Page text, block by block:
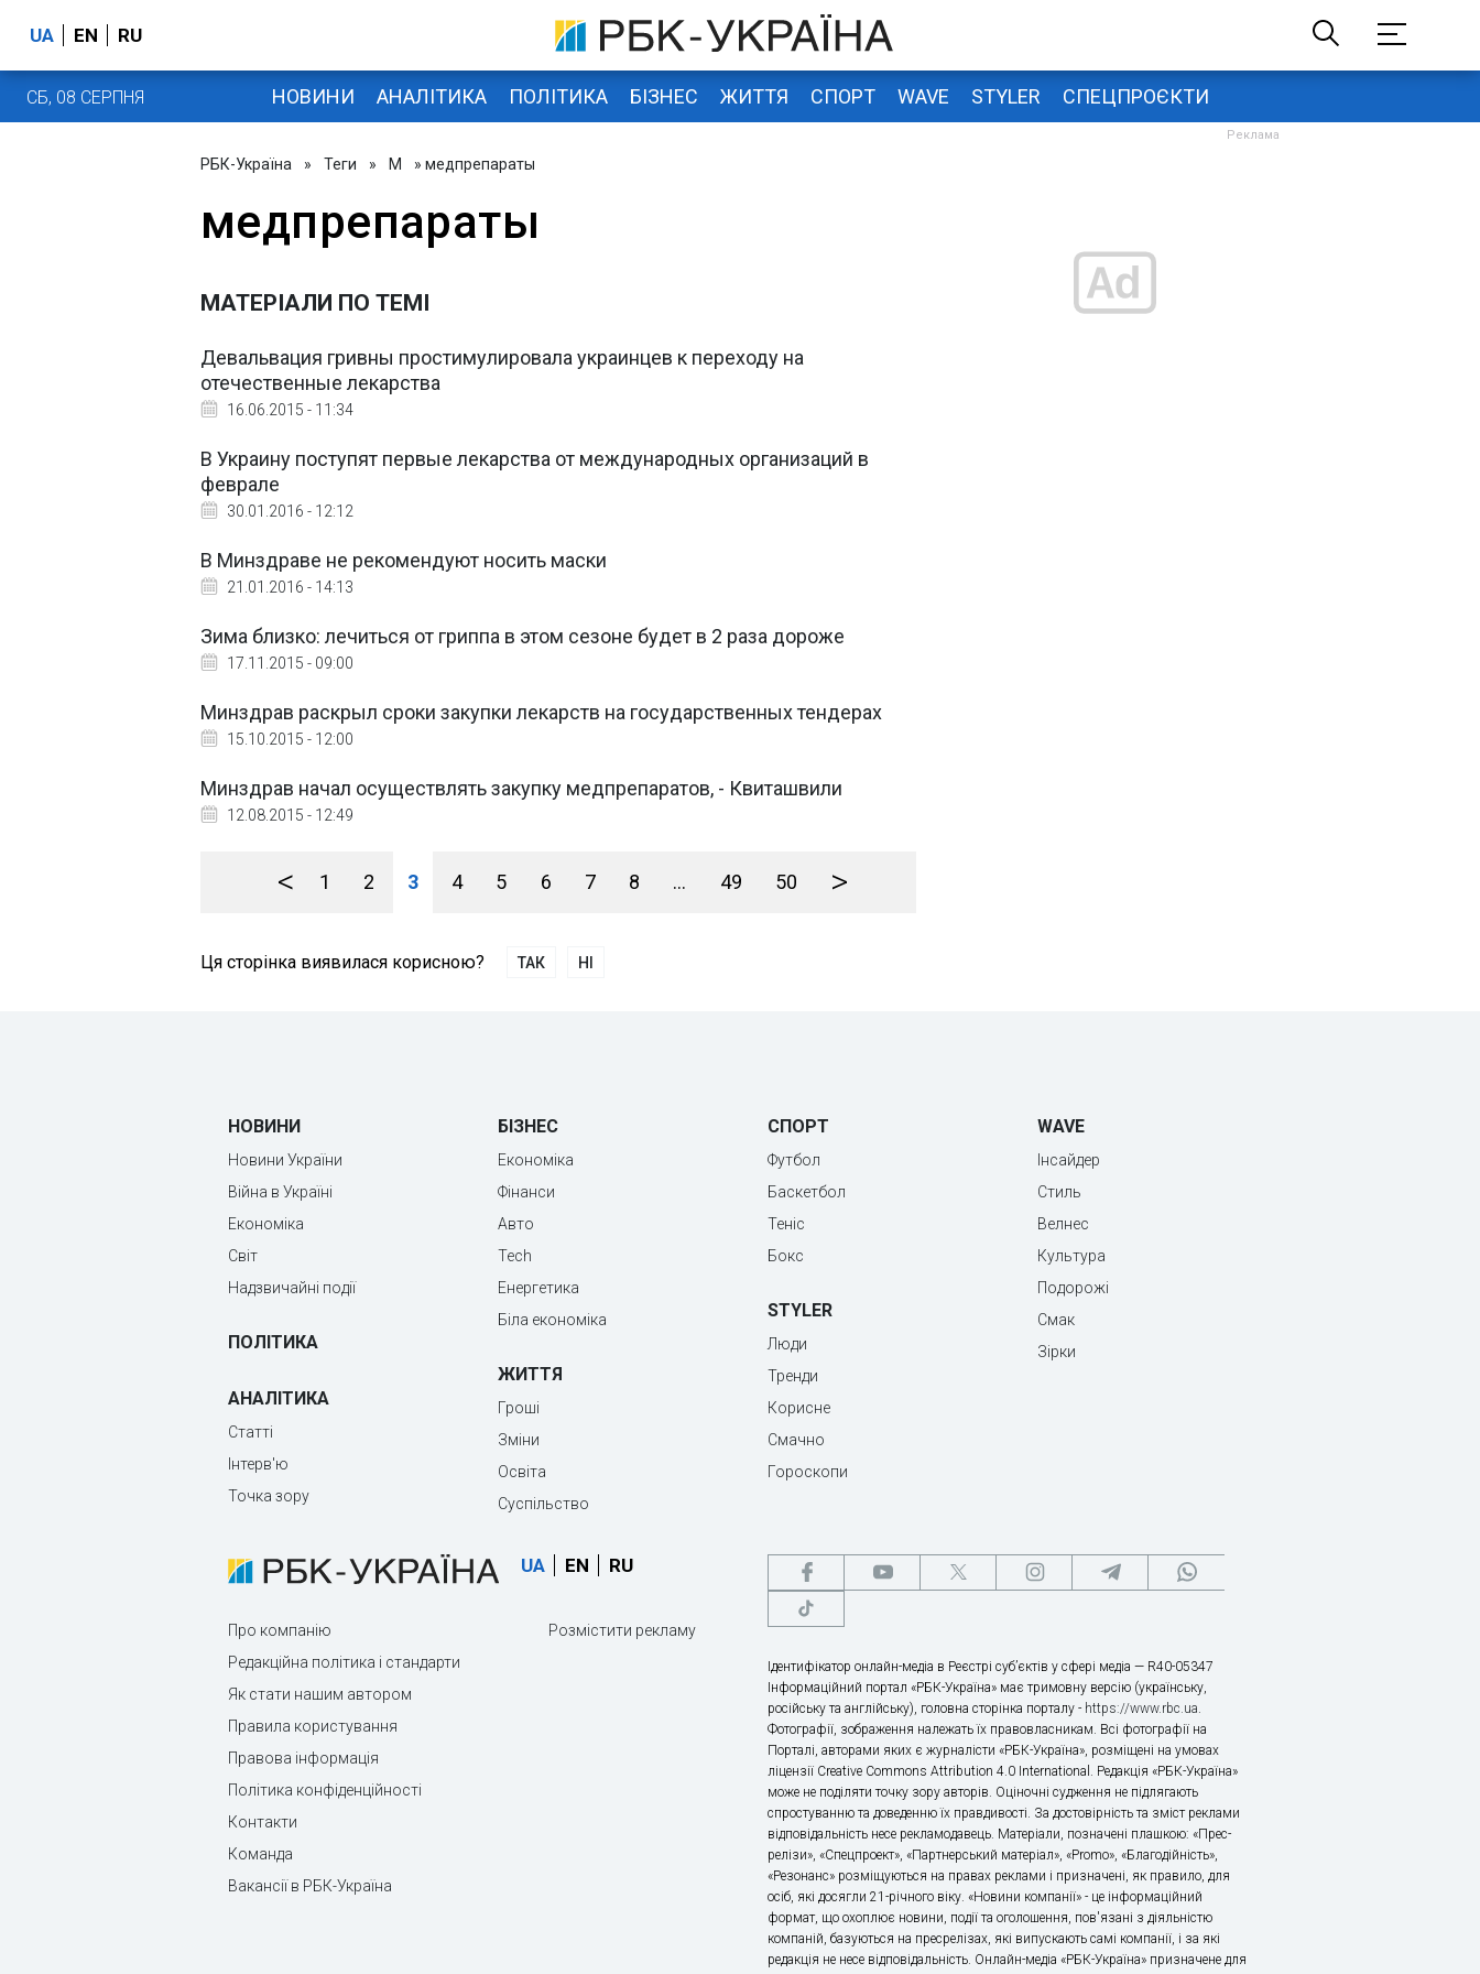
UA EN RU
СБ, 08 СЕРПНЯ НОВИНИ АНАЛІТИКА ПОЛІТИКА БІЗНЕС ЖИТТЯ СПОРТ WAVE STYLER СПЕЦПРОЄКТИ
РБК-Україна » Теги » М » медпрепараты
медпрепараты
МАТЕРІАЛИ ПО ТЕМІ
Девальвация гривны простимулировала украинцев к переходу на
отечественные лекарства
16.06.2015 - 11:34
В Украину поступят первые лекарства от международных организаций в
феврале
30.01.2016 - 12:12
В Минздраве не рекомендуют носить маски
21.01.2016 - 14:13
Зима близко: лечиться от гриппа в этом сезоне будет в 2 раза дороже
17.11.2015 - 09:00
Минздрав раскрыл сроки закупки лекарств на государственных тендерах
15.10.2015 - 12:00
Минздрав начал осуществлять закупку медпрепаратов, - Квиташвили
12.08.2015 - 12:49
< 1 2 3 4 5 6 7 8 ... 49 50 >
Ця сторінка виявилася корисною? ТАК НІ
НОВИНИ
Новини України
Війна в Україні
Економіка
Світ
Надзвичайні події
ПОЛІТИКА
АНАЛІТИКА
Статті
Інтерв'ю
Точка зору
БІЗНЕС
Економіка
Фінанси
Авто
Tech
Енергетика
Біла економіка
ЖИТТЯ
Гроші
Зміни
Освіта
Суспільство
СПОРТ
Футбол
Баскетбол
Теніс
Бокс
STYLER
Люди
Тренди
Корисне
Смачно
Гороскопи
WAVE
Інсайдер
Стиль
Велнес
Культура
Подорожі
Смак
Зірки
UA EN RU
Про компанію
Редакційна політика і стандарти
Як стати нашим автором
Правила користування
Правова інформація
Політика конфіденційності
Контакти
Команда
Вакансії в РБК-Україна
Розмістити рекламу
Ідентифікатор онлайн-медіа в Реєстрі суб’єктів у сфері медіа — R40-05347
Інформаційний портал «РБК-Україна» має тримовну версію (українську,
російську та англійську), головна сторінка порталу - https://www.rbc.ua.
Фотографії, зображення належать їх правовласникам. Всі фотографії на
Порталі, авторами яких є журналісти «РБК-Україна», розміщені на умовах
ліцензії Creative Commons Attribution 4.0 International. Редакція «РБК-Україна»
може не поділяти точку зору авторів. Оціночні судження не підлягають
спростуванню та доведенню їх правдивості. За достовірність та зміст реклами
відповідальність несе рекламодавець. Матеріали, позначені плашкою: «Прес-
релізи», «Спецпроект», «Партнерський матеріал», «Promo», «Благодійність»,
«Резонанс» розміщуються на правах реклами і призначені, як правило, для
осіб, які досягли 21-річного віку. «Новини компанії» - це інформаційний
формат, що охоплює новини, події та оголошення, пов'язані з діяльністю
компаній, базуються на пресрелізах, які випускають самі компанії, і за які
редакція не несе відповідальність. Онлайн-медіа «РБК-Україна» призначене для